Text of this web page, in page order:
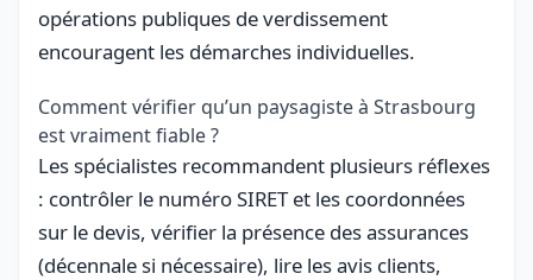
opérations publiques de verdissement
encouragent les démarches individuelles.
Comment vérifier qu’un paysagiste à Strasbourg
est vraiment fiable ?
Les spécialistes recommandent plusieurs réflexes
: contrôler le numéro SIRET et les coordonnées
sur le devis, vérifier la présence des assurances
(décennale si nécessaire), lire les avis clients,